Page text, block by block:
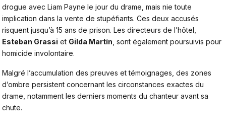
drogue avec Liam Payne le jour du drame, mais nie toute
implication dans la vente de stupéfiants. Ces deux accusés
risquent jusqu’à 15 ans de prison. Les directeurs de l’hôtel,
Esteban Grassi et Gilda Martín , sont également poursuivis pour
homicide involontaire.
Malgré l’accumulation des preuves et témoignages , des zones
d’ombre persistent concernant les circonstances exactes du
drame, notamment les derniers moments du chanteur avant sa
chute.